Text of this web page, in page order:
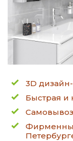
3D
Быстрая и